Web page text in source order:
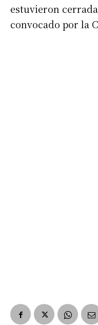
Apellidos
estuvieron
convocado por la